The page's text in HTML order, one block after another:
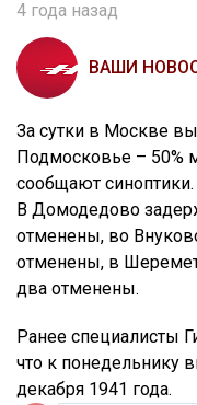
4 года назад
ВАШИ
За сутки в Москве
Подмосковье – 50%
сообщают синоптики.
В Домодедово
отменены, во
отменены, в
два отменены.
Ранее специалисты
что к понедельнику
декабря 1941 года.